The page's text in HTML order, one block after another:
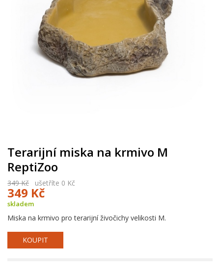
Terarijní miska na krmivo M
ReptiZoo
349 Kč ušetříte 0 Kč
349 Kč
skladem
Miska na krmivo pro terarijní živočichy velikosti M.
KOUPIT